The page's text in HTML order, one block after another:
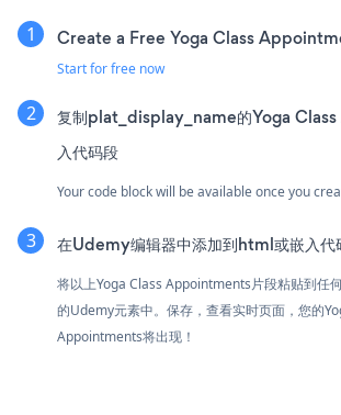
Create a Free Yoga Class
Start for free now
复制plat_display_name的Yoga
入代码段
Your code block will be available once you
在Udemy编辑器中添加到html或嵌入代
将以上Yoga Class Appointments片段粘贴到任
的Udemy元素中。保存，查看实时页面，您的
Appointments将出现！